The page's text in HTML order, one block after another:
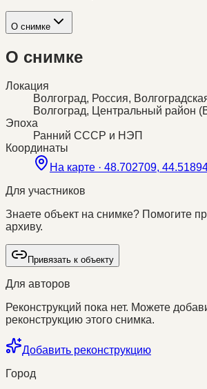
О снимке
О снимке
Локация
Волгоград, Россия,
Волгоград, Центральный район
Эпоха
Ранний СССР и НЭП
Координаты
На карте · 48.702709,
Для участников
Знаете объект на снимке? Помогите
архиву.
Привязать к объекту
Для авторов
Реконструкций пока нет. Можете
реконструкцию этого снимка.
Добавить реконструкцию
Город